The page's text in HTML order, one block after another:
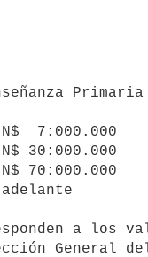
General